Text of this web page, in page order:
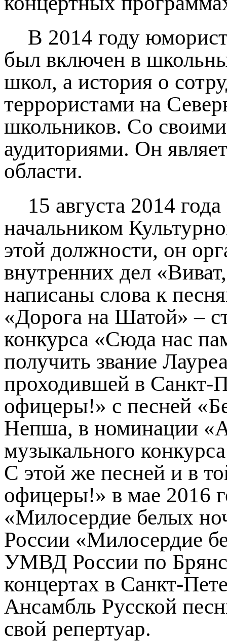
В 2014 году
был включен в
школ, а история о
террористами на
школьников. Со
аудиториями. Он
области.
15 августа 2014
начальником
этой должности, он
внутренних дел
написаны слова к
«Дорога на Шатой» –
конкурса «Сюда нас
получить звание
проходившей в Санкт-
офицеры!» с песней
Непша, в номинации
музыкального
С этой же песней и в
офицеры!» в мае 2016
«Милосердие белых
России «Милосердие
УМВД России по
концертах в Санкт-
Ансамбль Русской
свой репертуар.